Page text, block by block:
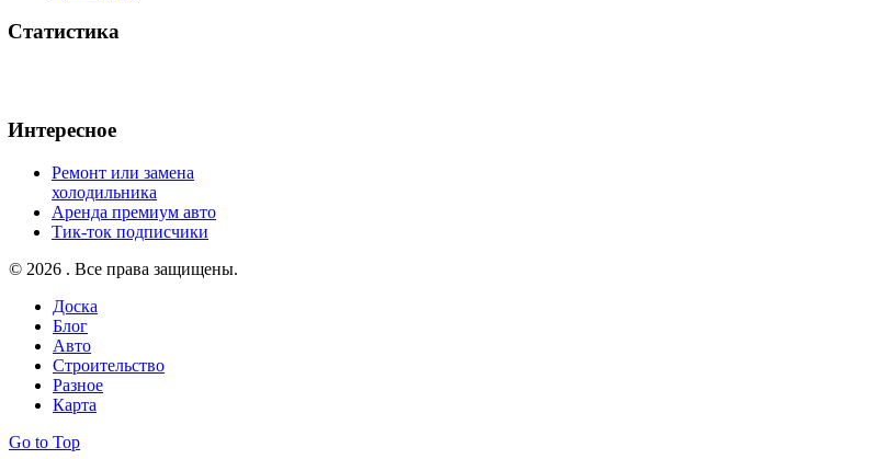
Статистика
Интересное
Ремонт или замена
холодильника
Аренда премиум авто
Тик-ток подписчики
© 2026 . Все права защищены.
Доска
Блог
Авто
Строительство
Разное
Карта
Go to Top